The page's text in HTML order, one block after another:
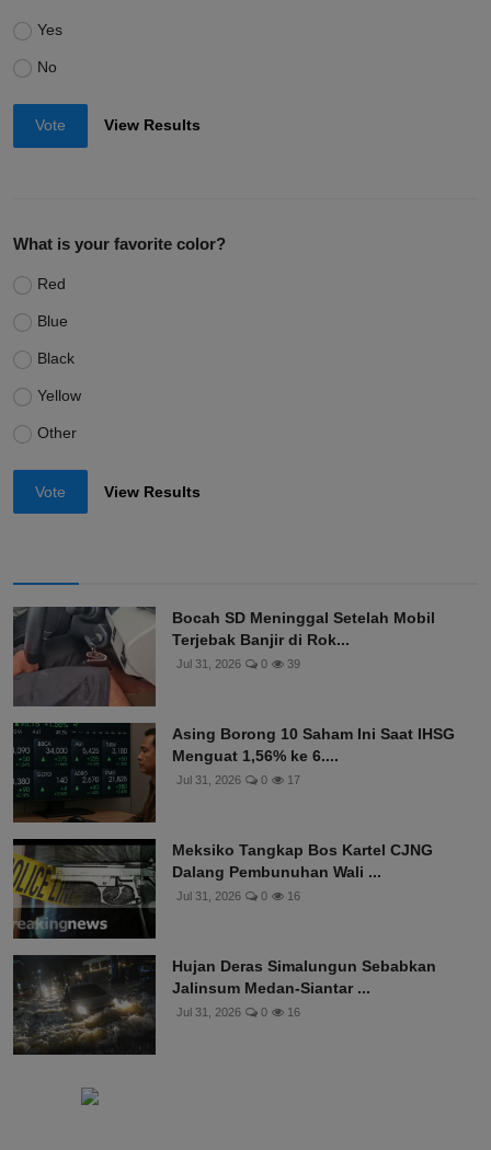
Yes
No
Vote View Results
What is your favorite color?
Red
Blue
Black
Yellow
Other
Vote View Results
Bocah SD Meninggal Setelah Mobil
Terjebak Banjir di Rok...
Jul 31, 2026 0 39
Asing Borong 10 Saham Ini Saat IHSG
Menguat 1,56% ke 6....
Jul 31, 2026 0 17
Meksiko Tangkap Bos Kartel CJNG
Dalang Pembunuhan Wali ...
Jul 31, 2026 0 16
Hujan Deras Simalungun Sebabkan
Jalinsum Medan-Siantar ...
Jul 31, 2026 0 16